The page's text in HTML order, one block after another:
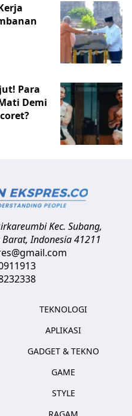
Para
Demi
Kec. Subang,
Barat,Indonesia41211
TEKNOLOGI
APLIKASI
GADGET & TEKNO
GAME
STYLE